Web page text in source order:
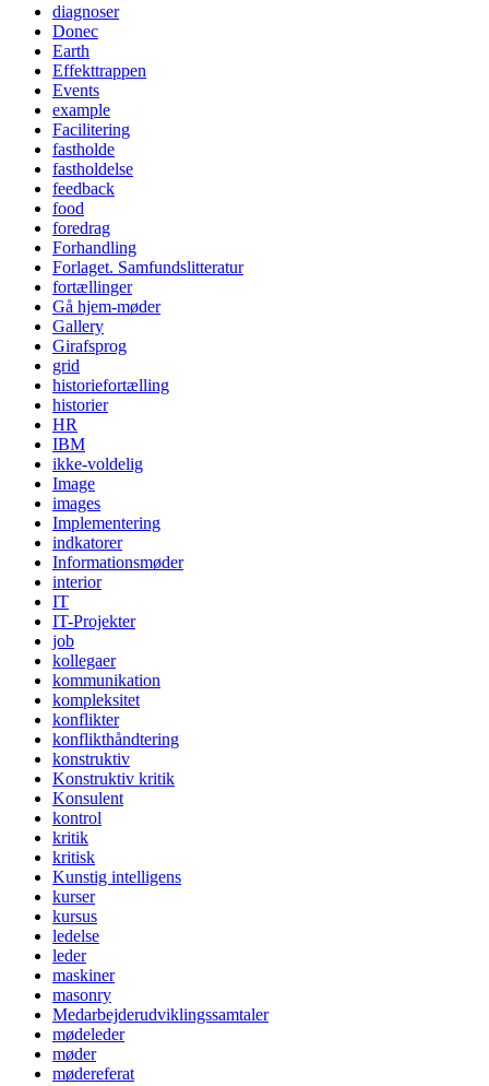
diagnoser
Donec
Earth
Effekttrappen
Events
example
Facilitering
fastholde
fastholdelse
feedback
food
foredrag
Forhandling
Forlaget. Samfundslitteratur
fortællinger
Gå hjem-møder
Gallery
Girafsprog
grid
historiefortælling
historier
HR
IBM
ikke-voldelig
Image
images
Implementering
indkatorer
Informationsmøder
interior
IT
IT-Projekter
job
kollegaer
kommunikation
kompleksitet
konflikter
konflikthåndtering
konstruktiv
Konstruktiv kritik
Konsulent
kontrol
kritik
kritisk
Kunstig intelligens
kurser
kursus
ledelse
leder
maskiner
masonry
Medarbejderudviklingssamtaler
mødeleder
møder
mødereferat